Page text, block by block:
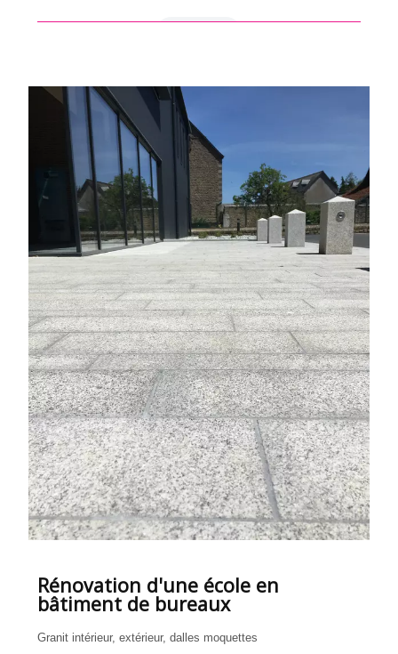
Rénovation d'une école en
bâtiment de bureaux
Granit intérieur, extérieur, dalles moquettes